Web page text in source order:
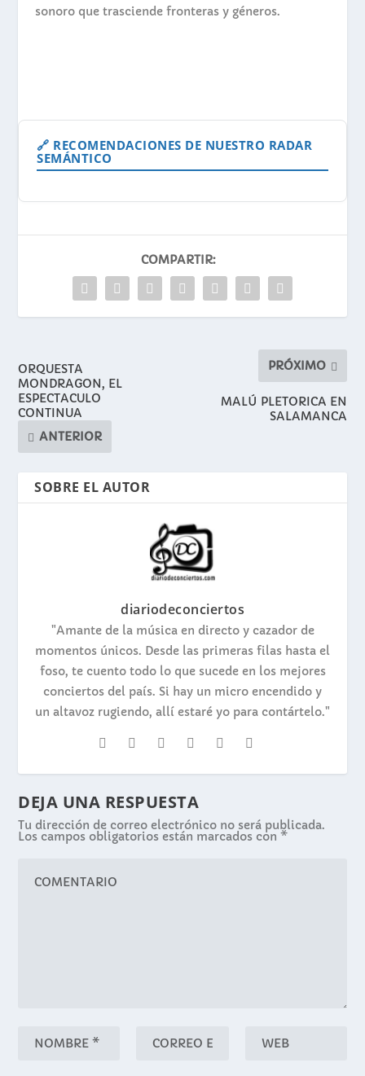
sonoro que trasciende fronteras y géneros.
🔗 RECOMENDACIONES DE NUESTRO RADAR
SEMÁNTICO
COMPARTIR:
ORQUESTA
MONDRAGON, EL
ESPECTACULO
CONTINUA
ANTERIOR
PRÓXIMO
MALÚ PLETORICA EN
SALAMANCA
SOBRE EL AUTOR
diariodeconciertos
"Amante de la música en directo y cazador de
momentos únicos. Desde las primeras filas hasta el
foso, te cuento todo lo que sucede en los mejores
conciertos del país. Si hay un micro encendido y
un altavoz rugiendo, allí estaré yo para contártelo."
DEJA UNA RESPUESTA
Tu dirección de correo electrónico no será publicada.
Los campos obligatorios están marcados con*